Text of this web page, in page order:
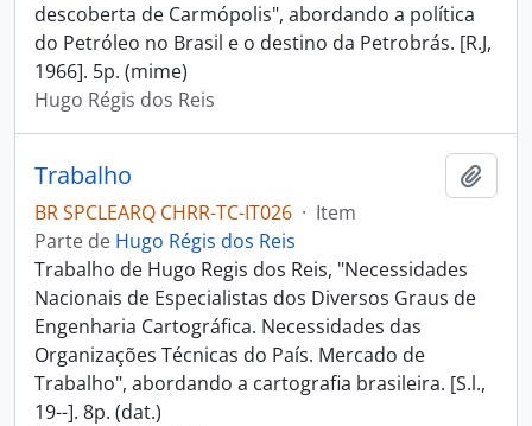
descoberta de Carmópolis", abordando a política
do Petróleo no Brasil e o destino da Petrobrás. [R.J,
1966]. 5p. (mime)
Hugo Régis dos Reis
Trabalho
BR SPCLEARQ CHRR-TC-IT026 · Item
Parte de Hugo Régis dos Reis
Trabalho de Hugo Regis dos Reis, "Necessidades
Nacionais de Especialistas dos Diversos Graus de
Engenharia Cartográfica. Necessidades das
Organizações Técnicas do País. Mercado de
Trabalho", abordando a cartografia brasileira. [S.l.,
19--]. 8p. (dat.)